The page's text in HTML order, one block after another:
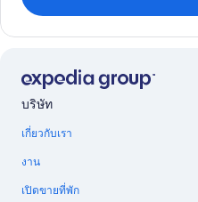
บริษัท
เกี่ยวกับเรา
งาน
เปิดขายที่พัก